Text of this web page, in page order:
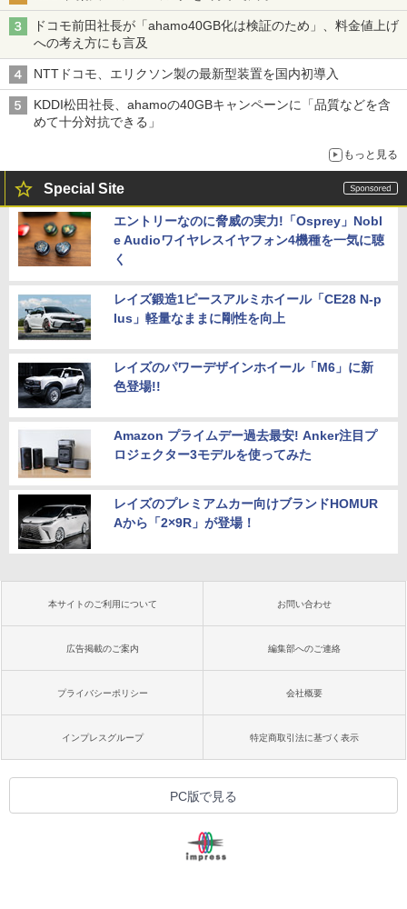
ドコモ前田社長が「ahamo40GB化は検証のため」、料金値上げ
への考え方にも言及
NTTドコモ、エリクソン製の最新型装置を国内初導入
KDDI松田社長、ahamoの40GBキャンペーンに「品質などを含
めて十分対抗できる」
もっと見る
Special Site
エントリーなのに脅威の実力!「Osprey」Nobl
e Audioワイヤレスイヤフォン4機種を一気に聴
く
レイズ鍛造1ピースアルミホイール「CE28 N-p
lus」軽量なままに剛性を向上
レイズのパワーデザインホイール「M6」に新
色登場!!
Amazon プライムデー過去最安! Anker注目プ
ロジェクター3モデルを使ってみた
レイズのプレミアムカー向けブランドHOMUR
Aから「2×9R」が登場！
本サイトのご利用について お問い合わせ
広告掲載のご案内 編集部へのご連絡
プライバシーポリシー 会社概要
インプレスグループ 特定商取引法に基づく表示
PC版で見る